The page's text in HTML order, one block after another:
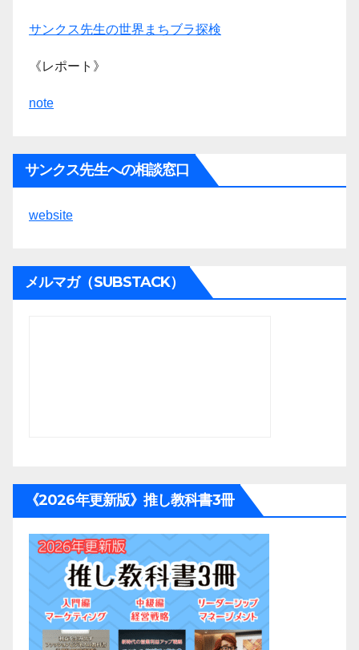
サンクス先生の世界まちブラ探検
《レポート》
note
サンクス先生への相談窓口
website
メルマガ（SUBSTACK）
《2026年更新版》推し教科書3冊